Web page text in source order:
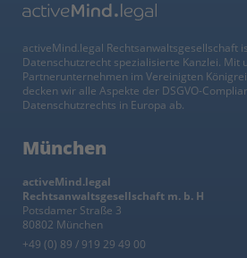
activeMind.legal Rechtsanwaltsgesellschaft
Datenschutzrecht spezialisierte Kanzlei. Mit
Partnerunternehmen im Vereinigten
decken wir alle Aspekte der DSGVO-
Datenschutzrechts in Europa ab.
München
activeMind.legal
Rechtsanwaltsgesellschaft m. b. H
Potsdamer Straße 3
80802 München
+49 (0) 89 / 919 29 49 00